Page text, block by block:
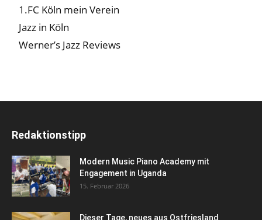
1.FC Köln mein Verein
Jazz in Köln
Werner’s Jazz Reviews
Redaktionstipp
Modern Music Piano Academy mit
Engagement in Uganda
15. Februar 2026
Dieser Tage, neues aus Ostfriesland